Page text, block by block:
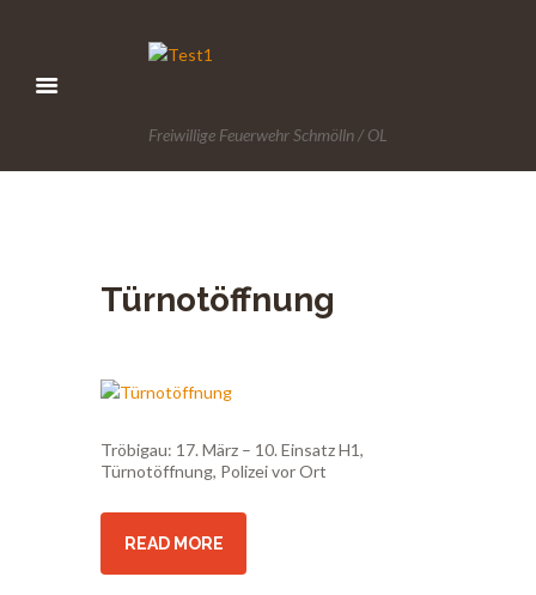
Freiwillige Feuerwehr Schmölln / OL
Türnotöffnung
Tröbigau: 17. März – 10. Einsatz H1,
Türnotöffnung, Polizei vor Ort
READ MORE